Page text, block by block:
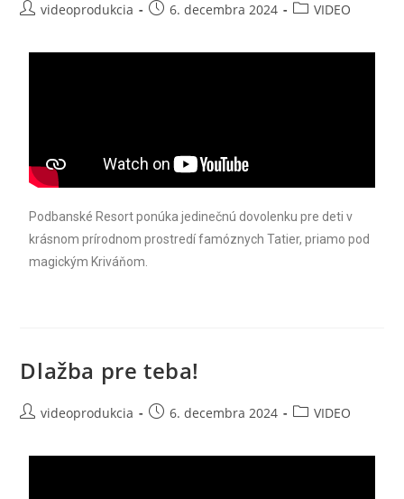
videoprodukcia 6. decembra 2024 VIDEO
Podbanské Resort ponúka jedinečnú dovolenku pre deti v
krásnom prírodnom prostredí famóznych Tatier, priamo pod
magickým Kriváňom.
Dlažba pre teba!
videoprodukcia 6. decembra 2024 VIDEO